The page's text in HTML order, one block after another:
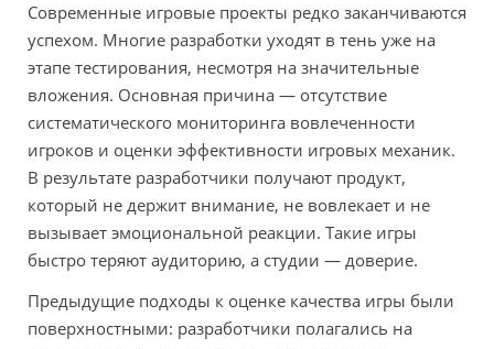
Современные игровые проекты редко заканчиваются
успехом. Многие разработки уходят в тень уже на
этапе тестирования, несмотря на значительные
вложения. Основная причина — отсутствие
систематического мониторинга вовлеченности
игроков и оценки эффективности игровых механик.
В результате разработчики получают продукт,
который не держит внимание, не вовлекает и не
вызывает эмоциональной реакции. Такие игры
быстро теряют аудиторию, а студии — доверие.
Предыдущие подходы к оценке качества игры были
поверхностными: разработчики полагались на